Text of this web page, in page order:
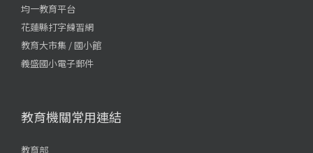
均一教育平台
花蓮縣打字練習網
教育大市集 / 國小館
義盛國小電子郵件
教育機關常用連結
教育部